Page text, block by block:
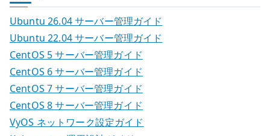
Ubuntu 26.04 サーバー管理ガイド
Ubuntu 22.04 サーバー管理ガイド
CentOS 5 サーバー管理ガイド
CentOS 6 サーバー管理ガイド
CentOS 7 サーバー管理ガイド
CentOS 8 サーバー管理ガイド
VyOS ネットワーク設定ガイド